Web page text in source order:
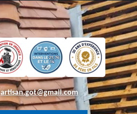
artisan.got@gmail.com